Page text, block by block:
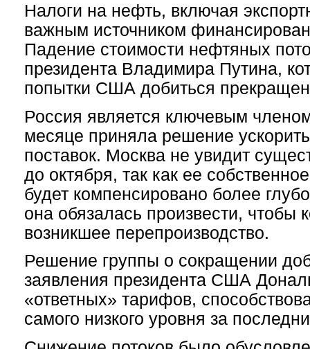
Налоги на нефть, включая
важным источником
Падение стоимости нефтяных
президента Владимира Путина,
попытки США добиться
Россия является ключевым
месяце приняла решение
поставок. Москва не увидит
до октября, так как ее
будет компенсировано более
она обязалась произвести, чтобы
возникшее перепроизводство.
Решение группы о сокращении
заявления президента США
«ответных» тарифов,
самого низкого уровня за